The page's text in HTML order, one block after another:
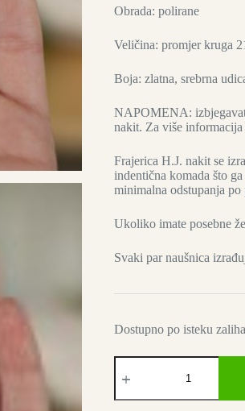
Obrada: polirane
Veličina: promjer kruga
Boja: zlatna, srebrna
NAPOMENA:
nakit. Za više
Frajerica H.J. nakit se
indentična komada što
minimalna odstupanja
Ukoliko imate posebne
Svaki par naušnica
Dostupno po isteku zaliha
Kallea
naušnice